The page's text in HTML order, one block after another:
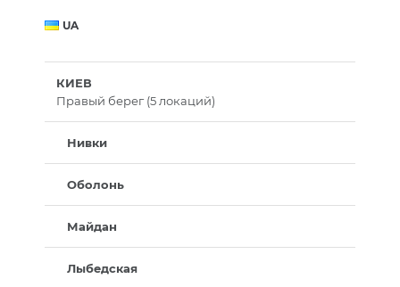
UA
КИЕВ
Правый берег (5 локаций)
Нивки
Оболонь
Майдан
Лыбедская